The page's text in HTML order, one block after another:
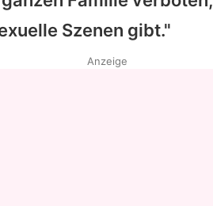
Szenen gibt."
Anzeige